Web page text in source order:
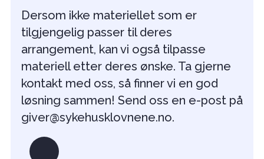
Dersom ikke materiellet som er
tilgjengelig passer til deres
arrangement, kan vi også tilpasse
materiell etter deres ønske. Ta gjerne
kontakt med oss, så finner vi en god
løsning sammen! Send oss en e-post på
giver@sykehusklovnene.no.